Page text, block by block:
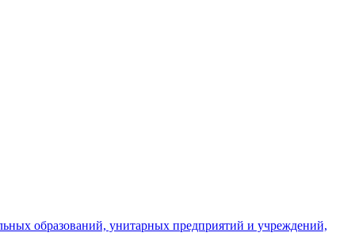
образований, унитарных предприятий и учреждений,